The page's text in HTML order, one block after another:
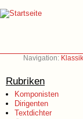
Navigation:
Rubriken
Komponisten
Dirigenten
Textdichter